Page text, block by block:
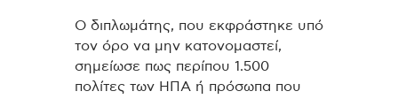
Ο διπλωμάτης, που εκφράστηκε υπό
τον όρο να μην κατονομαστεί,
σημείωσε πως περίπου 1.500
πολίτες των ΗΠΑ ή πρόσωπα που